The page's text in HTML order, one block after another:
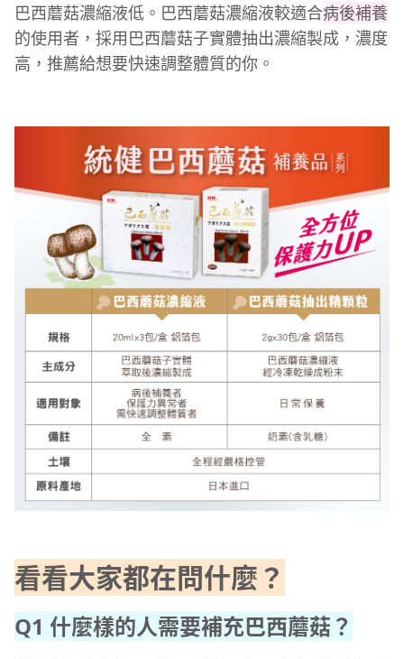
巴西蘑菇濃縮液低。巴西蘑菇濃縮液較適合病後補養
的使用者，採用巴西蘑菇子實體抽出濃縮製成，濃度
高，推薦給想要快速調整體質的你。
看看大家都在問什麼？
Q1 什麼樣的人需要補充巴西蘑菇？